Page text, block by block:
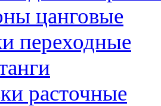
цанговые
переходные
расточные